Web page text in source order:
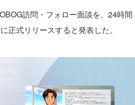
訪問・フォロー面談を、24時間
正式リリースすると発表した。